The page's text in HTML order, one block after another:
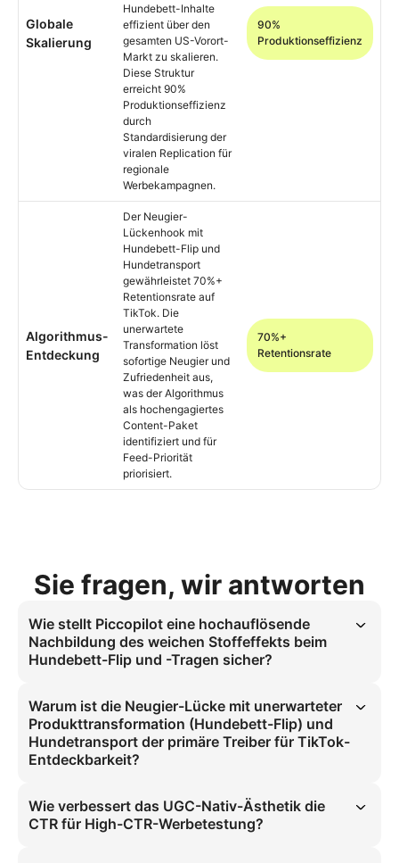
Globale
Skalierung
Hundebett-Inhalte
effizient über den
gesamten US-Vorort-
Markt zu skalieren.
Diese Struktur
erreicht 90%
Produktionseffizienz
durch
Standardisierung der
viralen Replication für
regionale
Werbekampagnen.
90%
Produktionseffizienz
Algorithmus-
Entdeckung
Der Neugier-
Lückenhook mit
Hundebett-Flip und
Hundetransport
gewährleistet 70%+
Retentionsrate auf
TikTok. Die
unerwartete
Transformation löst
sofortige Neugier und
Zufriedenheit aus,
was der Algorithmus
als hochengagiertes
Content-Paket
identifiziert und für
Feed-Priorität
priorisiert.
70%+
Retentionsrate
Sie fragen, wir antworten
Wie stellt Piccopilot eine hochauflösende
Nachbildung des weichen Stoffeffekts beim
Hundebett-Flip und -Tragen sicher?
des Hundebett-Flips und der Trageaktion. Es nutzt fortschrittliche
Materialphysik-Simulation, um die zufriedenstellende
Materialrückmeldung bei Patschen und Tragen des Hundes
wiederzugeben. Dadurch wird die taktilen Zufriedenheit realistisch
abgebildet für hochwertigen viralen Content. Das Ergebnis ist ein
Warum ist die Neugier-Lücke mit unerwarteter
Produkttransformation (Hundebett-Flip) und
Hundetransport der primäre Treiber für TikTok-
Entdeckbarkeit?
Hund? Die unerwartete Produkttransformation (Hundebett-Flip) und
das Tragen des Bettes aktivieren Engagement und Teilen. Diese
Aktionen signalisieren dem TikTok-Algorithmus hochwertigen
Wie verbessert das UGC-Nativ-Ästhetik die
CTR für High-CTR-Werbetestung?